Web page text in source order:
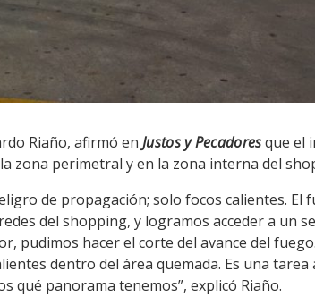
Riaño, afirmó en Justos y Pecadoresque el
zona perimetral y en la zona interna del
de propagación; solo focos calientes. El
del shopping, y logramos acceder a un
pudimos hacer el corte del avance del
dentro del área quemada. Es una tarea
qué panorama tenemos”, explicó Riaño.